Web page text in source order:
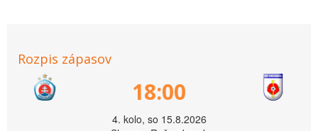
Rozpis zápasov
18:00
4. kolo, so 15.8.2026